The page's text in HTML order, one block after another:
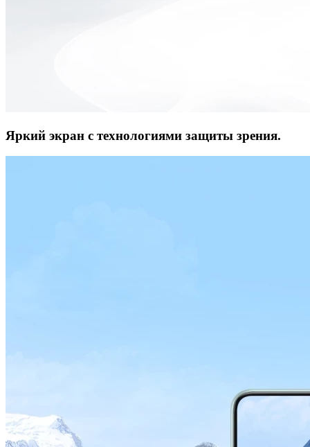
Яркий экран с технологиями защиты зрения.